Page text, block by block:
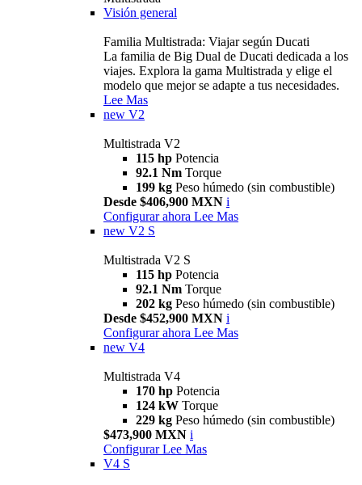
Visión general
Familia Multistrada: Viajar según Ducati
La familia de Big Dual de Ducati dedicada a los
viajes. Explora la gama Multistrada y elige el
modelo que mejor se adapte a tus necesidades.
Lee Mas
new V2
Multistrada V2
115 hp Potencia
92.1 Nm Torque
199 kg Peso húmedo (sin combustible)
Desde $406,900 MXN i
Configurar ahora Lee Mas
new V2 S
Multistrada V2 S
115 hp Potencia
92.1 Nm Torque
202 kg Peso húmedo (sin combustible)
Desde $452,900 MXN i
Configurar ahora Lee Mas
new V4
Multistrada V4
170 hp Potencia
124 kW Torque
229 kg Peso húmedo (sin combustible)
$473,900 MXN i
Configurar Lee Mas
V4 S